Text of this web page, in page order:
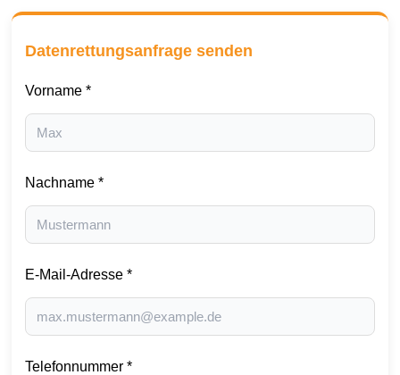
Datenrettungsanfrage senden
Vorname *
Nachname *
E-Mail-Adresse *
Telefonnummer *